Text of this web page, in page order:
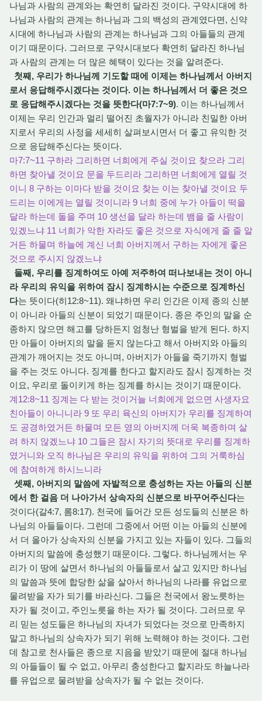
나님과 사람의 관계와는 확연히 달라진 것이다. 구약시대에 하
나님과 사람의 관계는 하나님과 그의 백성의 관계였다면, 신약
시대에 하나님과 사람의 관계는 하나님과 그의 아들들의 관계
이기 때문이다. 그러므로 구약시대보다 확연히 달라진 하나님
과 사람의 관계는 더 많은 혜택이 있다는 것을 알려준다.
첫째, 우리가 하나님께 기도할 때에 이제는 하나님께서 아버지
로서 응답해주시겠다는 것이다. 이는 하나님께서 더 좋은 것으
로 응답해주시겠다는 것을 뜻한다(마7:7~9). 이는 하나님께서
이제는 우리 인간과 멀리 떨어진 초월자가 아니라 친밀한 아버
지로서 우리의 사정을 세세히 살펴보시면서 더 좋고 유익한 것
으로 응답해주신다는 뜻이다.
마7:7~11 구하라 그리하면 너희에게 주실 것이요 찾으라 그리
하면 찾아낼 것이요 문을 두드리라 그리하면 너희에게 열릴 것
이니 8 구하는 이마다 받을 것이요 찾는 이는 찾아낼 것이요 두
드리는 이에게는 열릴 것이니라 9 너희 중에 누가 아들이 떡을
달라 하는데 돌을 주며 10 생선을 달라 하는데 뱀을 줄 사람이
있겠느냐 11 너희가 악한 자라도 좋은 것으로 자식에게 줄 줄 알
거든 하물며 하늘에 계신 너희 아버지께서 구하는 자에게 좋은
것으로 주시지 않겠느냐
둘째, 우리를 징계하여도 아예 저주하여 떠나보내는 것이 아니
라 우리의 유익을 위하여 잠시 징계하시는 수준으로 징계하신
다는 뜻이다(히12:8~11). 왜냐하면 우리 인간은 이제 종의 신분
이 아니라 아들의 신분이 되었기 때문이다. 종은 주인의 말을 순
종하지 않으면 해고를 당하든지 엄청난 형벌을 받게 된다. 하지
만 아들이 아버지의 말을 듣지 않는다고 해서 아버지와 아들의
관계가 깨어지는 것도 아니며, 아버지가 아들을 죽기까지 형벌
을 주는 것도 아니다. 징계를 한다고 할지라도 잠시 징계하는 것
이요, 우리로 돌이키게 하는 징계를 하시는 것이기 때문이다.
계12:8~11 징계는 다 받는 것이거늘 너희에게 없으면 사생자요
친아들이 아니니라 9 또 우리 육신의 아버지가 우리를 징계하여
도 공경하였거든 하물며 모든 영의 아버지께 더욱 복종하며 살
려 하지 않겠느냐 10 그들은 잠시 자기의 뜻대로 우리를 징계하
였거니와 오직 하나님은 우리의 유익을 위하여 그의 거룩하심
에 참여하게 하시느니라
셋째, 아버지의 말씀에 자발적으로 충성하는 자는 아들의 신분
에서 한 걸음 더 나아가서 상속자의 신분으로 바꾸어주신다는
것이다(갈4:7, 롬8:17). 천국에 들어간 모든 성도들의 신분은 하
나님의 아들들이다. 그런데 그중에서 어떤 이는 아들의 신분에
서 더 올아가 상속자의 신분을 가지고 있는 자들이 있다. 그들의
아버지의 말씀에 충성했기 때문이다. 그렇다. 하나님께서는 우
리가 이 땅에 살면서 하나님의 아들들로서 살고 있지만 하나님
의 말씀과 뜻에 합당한 삶을 살아서 하나님의 나라를 유업으로
물려받을 자가 되기를 바라신다. 그들은 천국에서 왕노릇하는
자가 될 것이고, 주인노릇을 하는 자가 될 것이다. 그러므로 우
리 믿는 성도들은 하나님의 자녀가 되었다는 것으로 만족하지
말고 하나님의 상속자가 되기 위해 노력해야 하는 것이다. 그런
데 참고로 천사들은 종으로 지음을 받았기 때문에 절대 하나님
의 아들들이 될 수 없고, 아무리 충성한다고 할지라도 하늘나라
를 유업으로 물려받을 상속자가 될 수 없는 것이다.